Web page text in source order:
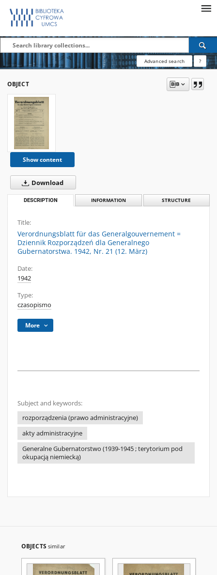
Advanced search ?
OBJECT
Show content
Download
DESCRIPTION INFORMATION STRUCTURE
Title:
Verordnungsblatt für das Generalgouvernement =
Dziennik Rozporządzeń dla Generalnego
Gubernatorstwa. 1942, Nr. 21 (12. März)
Date:
1942
Type:
czasopismo
More
Subject and keywords:
rozporządzenia (prawo administracyjne)
akty administracyjne
Generalne Gubernatorstwo (1939-1945 ; terytorium pod
okupacją niemiecką)
OBJECTS similar